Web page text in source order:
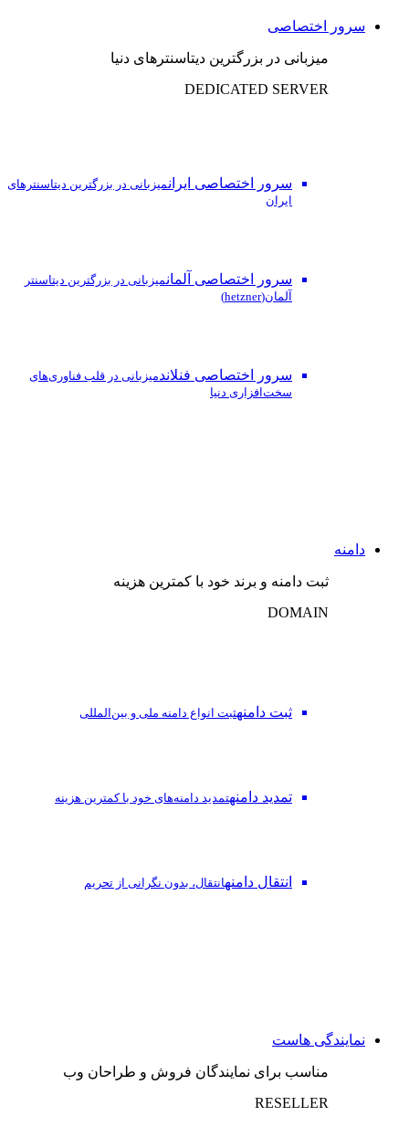
سرور اختصاصی
میزبانی در بزرگترین دیتاسنترهای دنیا
DEDICATED SERVER
سرور اختصاصی ایرانمیزبانی در بزرگترین دیتاسنترهای
ایران
سرور اختصاصی آلمانمیزبانی در بزرگترین دیتاسنتر
آلمان(hetzner)
سرور اختصاصی فنلاندمیزبانی در قلب فناوری‌های
سخت‌افزاری دنیا
دامنه
ثبت دامنه و برند خود با کمترین هزینه
DOMAIN
ثبت دامنهثبت انواع دامنه ملی و بین‌المللی
تمدید دامنهتمدید دامنه‌های خود با کمترین هزینه
انتقال دامنهانتقال، بدون نگرانی از تحریم
نمایندگی هاست
مناسب برای نمایندگان فروش و طراحان وب
RESELLER